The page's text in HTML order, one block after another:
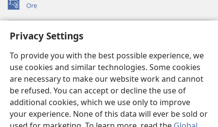
Privacy Settings
To provide you with the best possible experience, we
use cookies and similar technologies. Some cookies
are necessary to make our website work and cannot
be refused. You can accept or decline the use of
additional cookies, which we use only to improve
your experience. None of this data will ever be sold or
Ọrẹ
(opens
new
ÀKÁ ÌWÉ ORÍ ÍŃTÁNẸ́Ẹ̀TÌ TI Watchtower™
(opens
window)JW Hub
(opens
new
window)JW Library
Watchtower Library ®